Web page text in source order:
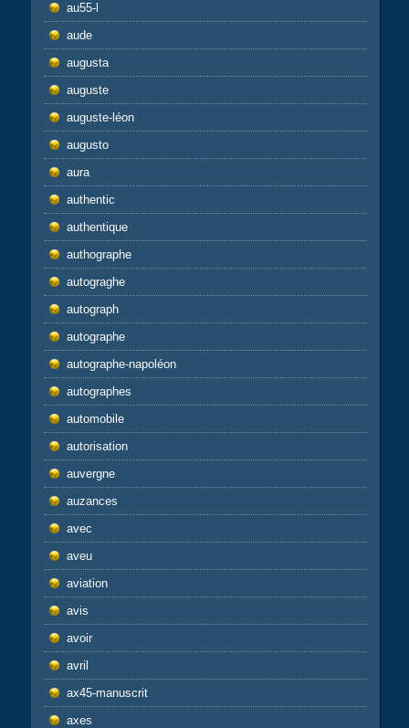
au55-l
aude
augusta
auguste
auguste-léon
augusto
aura
authentic
authentique
authographe
autograghe
autograph
autographe
autographe-napoléon
autographes
automobile
autorisation
auvergne
auzances
avec
aveu
aviation
avis
avoir
avril
ax45-manuscrit
axes